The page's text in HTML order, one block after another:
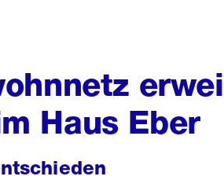
Haus Eber